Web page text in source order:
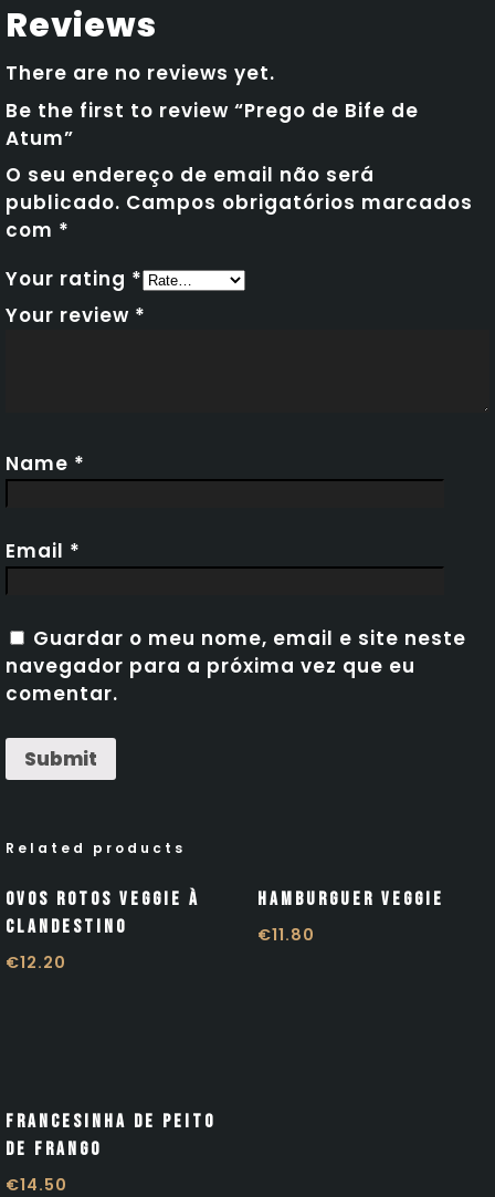
Reviews
There are no reviews yet.
Be the first to review “Prego de Bife de
Atum”
O seu endereço de email não será
publicado. Campos obrigatórios marcados
com *
Your rating *
Your review *
Name *
Email *
Guardar o meu nome, email e site neste
navegador para a próxima vez que eu
comentar.
Related products
Ovos Rotos Veggie À
Clandestino
€12.20
Hamburguer Veggie
€11.80
Francesinha de Peito
de Frango
€14.50